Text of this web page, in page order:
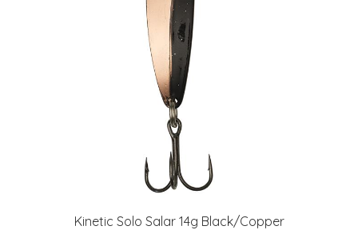
Kinetic Solo Salar 14g Black/Copper